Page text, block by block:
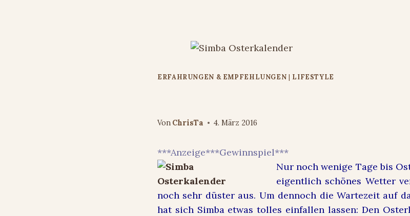
ERFAHRUNGEN & EMPFEHLUNGEN | LIFESTYLE
Von ChrisTa 4. März 2016
***Anzeige***Gewinnspiel***
Nur noch wenige Tage bis
eigentlich schönes Wetter
noch sehr düster aus. Um dennoch die Wartezeit auf
hat sich Simba etwas tolles einfallen lassen: Den